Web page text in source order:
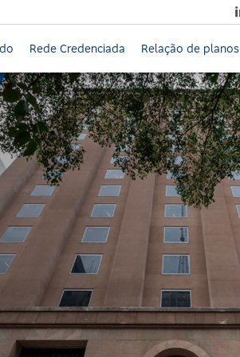
Rede Credenciada Relação de planos